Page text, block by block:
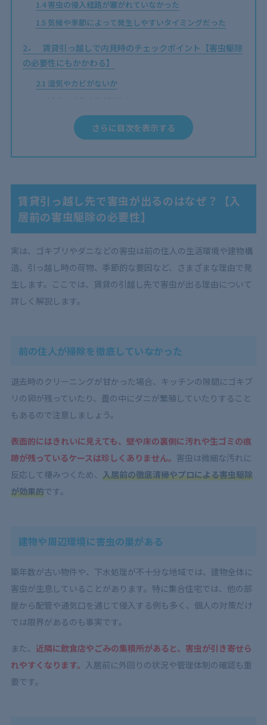
1.4害虫の侵入経路が塞がれていなかった
1.5気候や季節によって発生しやすいタイミングだった
2
賃貸引っ越しで内見時のチェックポイント【害虫駆除
の必要性にもかかわる】
2.1 湿気やカビがないか
近隣や建物自体が清潔か
上下や近隣の住民の暮らし方
駆除を！】
3.2 配管周りや換気口などの隙間を埋める
3.3ホウ酸団子や燻煙剤などを使用する
3.4害虫駆除業者に依頼する
賃貸引っ越し入居時の害虫駆除サービスの選び方と
は？
4.4駆除だけでなく予防処理もしてくれるか
5.2引っ越し荷物への害虫混入リスクを減らせる
5.3 自分で駆除する手間と時間を省ける
6
引っ越し後の快適な新生活は、賃貸入居前に害虫駆除
さらに目次を表示する
賃貸引っ越し先で害虫が出るのはなぜ？【入
居前の害虫駆除の必要性】
実は、ゴキブリやダニなどの害虫は前の住人の生活環境や建物構
造、引っ越し時の荷物、季節的な要因など、さまざまな理由で発
生します。ここでは、賃貸の引越し先で害虫が出る理由について
詳しく解説します。
前の住人が掃除を徹底していなかった
退去時のクリーニングが甘かった場合、キッチンの隙間にゴキブ
リの卵が残っていたり、畳の中にダニが繁殖していたりすること
もあるので注意しましょう。
表面的にはきれいに見えても、壁や床の裏側に汚れや生ゴミの痕
跡が残っているケースは珍しくありません。 害虫は微細な汚れに
反応して棲みつくため、 入居前の徹底清掃やプロによる害虫駆除
が効果的です。
建物や周辺環境に害虫の巣がある
築年数が古い物件や、下水処理が不十分な地域では、建物全体に
害虫が生息していることがあります。特に集合住宅では、他の部
屋から配管や通気口を通じて侵入する例も多く、個人の対策だけ
では限界があるのも事実です。
また、 近隣に飲食店やごみの集積所があると、害虫が引き寄せら
れやすくなります。 入居前に外回りの状況や管理体制の確認も重
要です。